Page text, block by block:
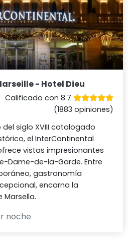
- Hotel Dieu
Calificado con 8.7
(1883 opiniones)
siglo XVIII catalogado
el InterContinental
vistas impresionantes
Dame-de-la-Garde. Entre
gastronomía
encarna la
Marsella.
noche